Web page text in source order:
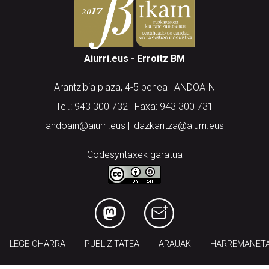
Aiurri.eus - Erroitz BM
Arantzibia plaza, 4-5 behea | ANDOAIN
Tel.: 943 300 732 | Faxa: 943 300 731
andoain@aiurri.eus | idazkaritza@aiurri.eus
Codesyntaxek garatua
LEGE OHARRA PUBLIZITATEA ARAUAK